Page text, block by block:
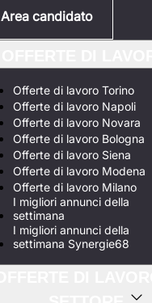
Area candidato
Offerte di lavoro Torino
Offerte di lavoro Napoli
Offerte di lavoro Novara
Offerte di lavoro Bologna
Offerte di lavoro Siena
Offerte di lavoro Modena
Offerte di lavoro Milano
I migliori annunci della
settimana
I migliori annunci della
settimana Synergie68